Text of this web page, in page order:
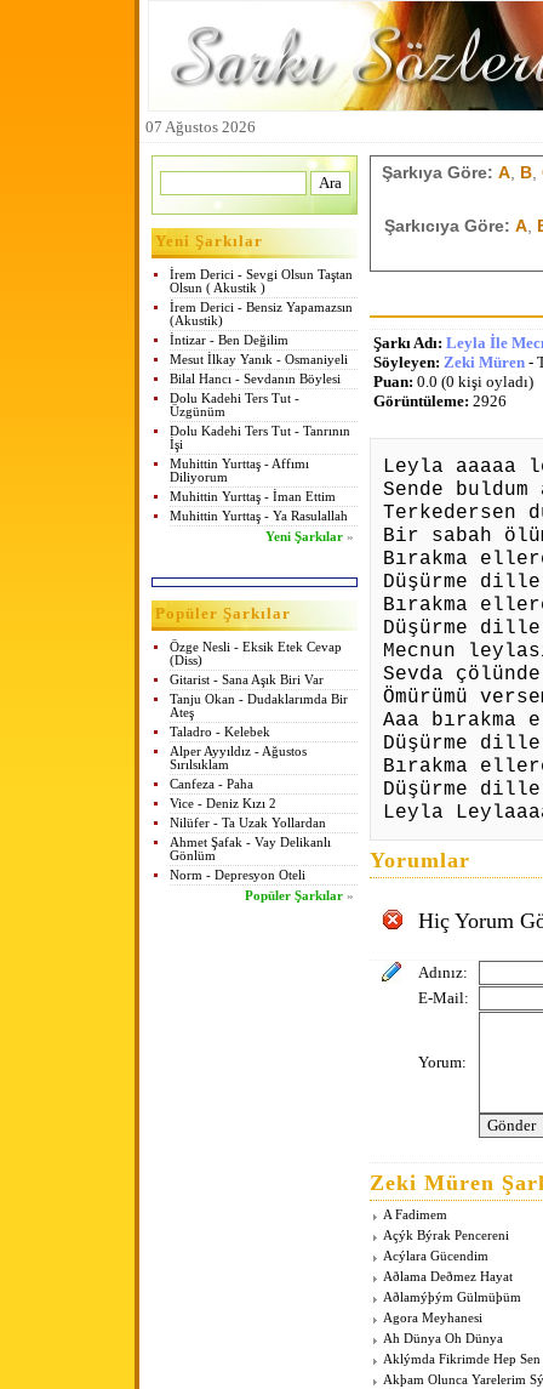
07 Ağustos 2026
Yeni Şarkılar
İrem Derici - Sevgi Olsun Taştan
Olsun ( Akustik )
İrem Derici - Bensiz Yapamazsın
(Akustik)
İntizar - Ben Değilim
Mesut İlkay Yanık - Osmaniyeli
Bilal Hancı - Sevdanın Böylesi
Dolu Kadehi Ters Tut -
Üzgünüm
Dolu Kadehi Ters Tut - Tanrının
İşi
Muhittin Yurttaş - Affımı
Diliyorum
Muhittin Yurttaş - İman Ettim
Muhittin Yurttaş - Ya Rasulallah
Yeni Şarkılar »
Popüler Şarkılar
Özge Nesli - Eksik Etek Cevap
(Diss)
Gitarist - Sana Aşık Biri Var
Tanju Okan - Dudaklarımda Bir
Ateş
Taladro - Kelebek
Alper Ayyıldız - Ağustos
Sırılsıklam
Canfeza - Paha
Vice - Deniz Kızı 2
Nilüfer - Ta Uzak Yollardan
Ahmet Şafak - Vay Delikanlı
Gönlüm
Norm - Depresyon Oteli
Popüler Şarkılar »
Şarkıya Göre: A, B,
Şarkıcıya Göre: A,
Şarkı Adı: Leyla İle
Söyleyen: Zeki Müren -
Puan: 0.0 (0 kişi oyladı)
Görüntüleme: 2926
Leyla aaaaa
Sende buldum
Terkedersen
Bir sabah
Bırakma
Düşürme
Bırakma
Düşürme
Mecnun
Sevda
Ömürümü
Aaa
Düşürme
Bırakma
Düşürme
Leyla
Yorumlar
Hiç Yorum
Adınız:
E-Mail:
Yorum:
Zeki Müren
A Fadimem
Açýk Býrak Pencereni
Acýlara Gücendim
Aðlama Deðmez Hayat
Aðlamýþým Gülmüþüm
Agora Meyhanesi
Ah Dünya Oh Dünya
Aklýmda Fikrimde Hep Sen
Akþam Olunca Yarelerim